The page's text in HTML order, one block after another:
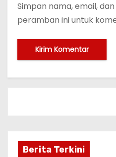
Simpan nama, email,
peramban ini untuk
Berita Terkini